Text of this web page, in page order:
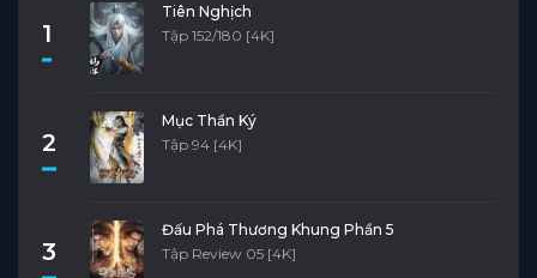
1
Tiên Nghịch
Tập 152/180 [4K]
2
Mục Thần Ký
Tập 94 [4K]
3
Đấu Phá Thương Khung Phần 5
Tập Review 05 [4K]